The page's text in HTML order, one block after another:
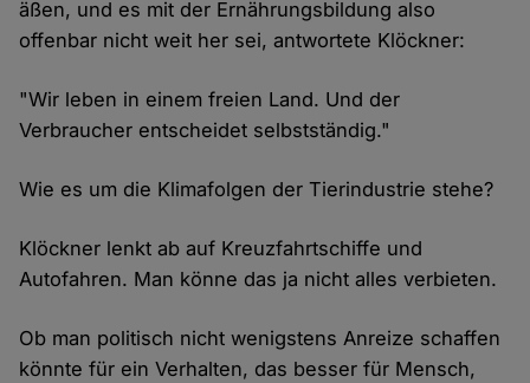
äßen, und es mit der Ernährungsbildung also
offenbar nicht weit her sei, antwortete Klöckner:
"Wir leben in einem freien Land. Und der
Verbraucher entscheidet selbstständig."
Wie es um die Klimafolgen der Tierindustrie stehe?
Klöckner lenkt ab auf Kreuzfahrtschiffe und
Autofahren. Man könne das ja nicht alles verbieten.
Ob man politisch nicht wenigstens Anreize schaffen
könnte für ein Verhalten, das besser für Mensch,